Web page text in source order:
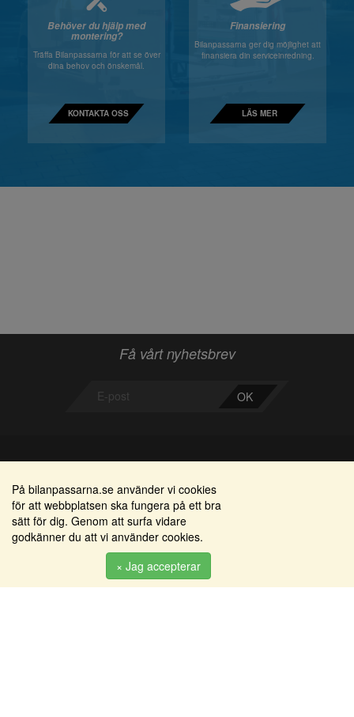
Behöver du hjälp med
montering?
Träffa Bilanpassarna för att se över
dina behov och önskemål.
KONTAKTA OSS
Finansiering
Bilanpassarna ger dig möjlighet att
finansiera din serviceinredning.
LÄS MER
Få vårt nyhetsbrev
OK
Bilanpassarna
Smedjegatan 22
352 46 Växjö
info@bilanpassarna.se
Områden
Alkomätare / alkolås
Elprodukter
Serviceinredningar
Tillbehörs artiklar
På bilanpassarna.se använder vi cookies
för att webbplatsen ska fungera på ett bra
sätt för dig. Genom att surfa vidare
godkänner du att vi använder cookies.
× Jag accepterar